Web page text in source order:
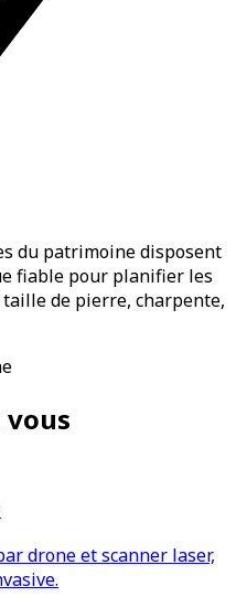
du patrimoine disposent
fiable pour planifier les
de pierre, charpente,
drone et scanner laser,